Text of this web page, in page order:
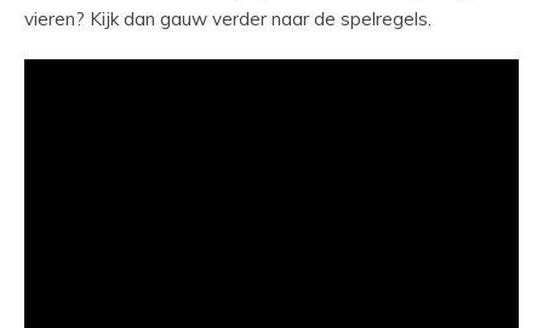
vieren? Kijk dan gauw verder naar de spelregels.